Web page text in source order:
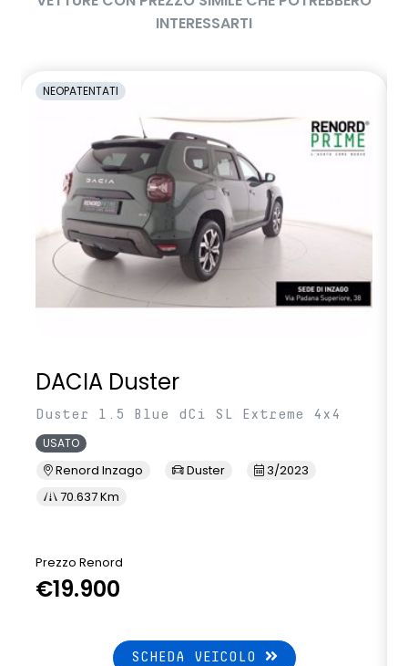
sistema di frenata d'emergenza attiva con riconoscimento
veicoli, pedoni, ciclisti e incroci
sistema di rilevamento stato di vigilanza del conducente
sistema isofix sedili posteriori
sistema multimediale openR link 10’ – radio e 2 speaker
volante multifunzione
INTERESSARTI
NEOPATENTATI
DACIA Duster
Duster 1.5 Blue dCi SL Extreme 4x4
USATO
Renord Inzago Duster
3/2023
70.637 Km
Prezzo Renord
€19.900
SCHEDA VEICOLO